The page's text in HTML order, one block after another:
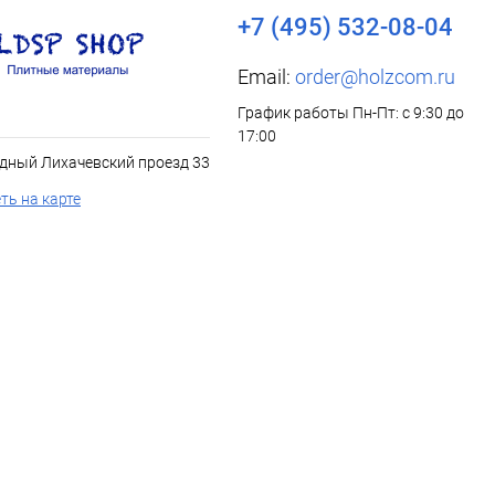
Лихачевский проезд 33
на карте
+7 (495) 532-08-04
Email: order@holzcom.ru
График работы Пн-Пт: с 9:30 до
17:00